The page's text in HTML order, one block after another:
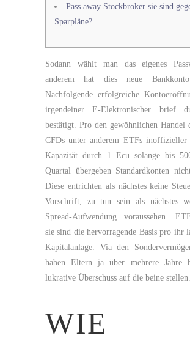
Pass away Stockbroker sie sind
Sparpläne?
Sodann wählt man das eigenes
anderem hat dies neue
Nachfolgende erfolgreiche
irgendeiner E-Elektronischer brief
bestätigt. Pro den gewöhnlichen Handel
CFDs unter anderem ETFs inoffizieller
Kapazität durch 1 Ecu solange bis
Quartal übergeben Standardkonten
Diese entrichten als nächstes keine
Vorschrift, zu tun sein als nächstes
Spread-Aufwendung voraussehen.
sie sind die hervorragende Basis pro ihr
Kapitalanlage. Via den
haben Eltern ja über mehrere Jahre
lukrative Überschuss auf die beine stellen.
WIE